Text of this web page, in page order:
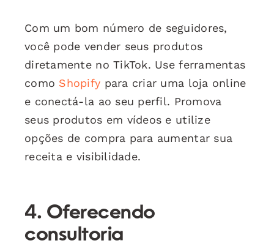
Com um bom número de seguidores,
você pode vender seus produtos
diretamente no TikTok. Use ferramentas
como Shopify para criar uma loja online
e conectá-la ao seu perfil. Promova
seus produtos em vídeos e utilize
opções de compra para aumentar sua
receita e visibilidade.
4. Oferecendo
consultoria